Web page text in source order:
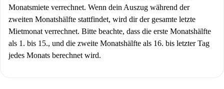
Monatsmiete verrechnet. Wenn dein Auszug während der
zweiten Monatshälfte stattfindet, wird dir der gesamte letzte
Mietmonat verrechnet. Bitte beachte, dass die erste Monatshälfte
als 1. bis 15., und die zweite Monatshälfte als 16. bis letzter Tag
jedes Monats berechnet wird.